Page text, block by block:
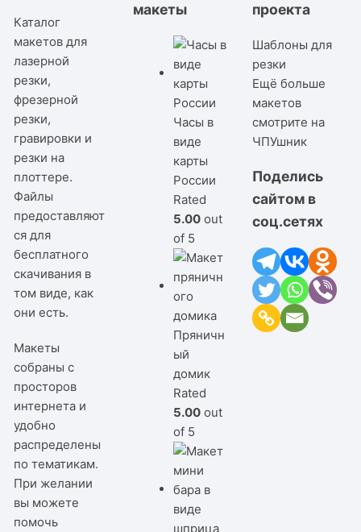
Каталог
макетов для
лазерной
резки,
фрезерной
резки,
гравировки и
резки на
плоттере.
Файлы
предоставляют
ся для
бесплатного
скачивания в
том виде, как
они есть.
Макеты
собраны с
просторов
интернета и
удобно
распределены
по тематикам.
При желании
вы можете
помочь
макеты
Часы в
виде
карты
России
Rated
5.00 out
of 5
Пряничн
ый
домик
Rated
5.00 out
of 5
проекта
Шаблоны для
резки
Ещё больше
макетов
смотрите на
ЧПУшник
Поделись
сайтом в
соц.сетях